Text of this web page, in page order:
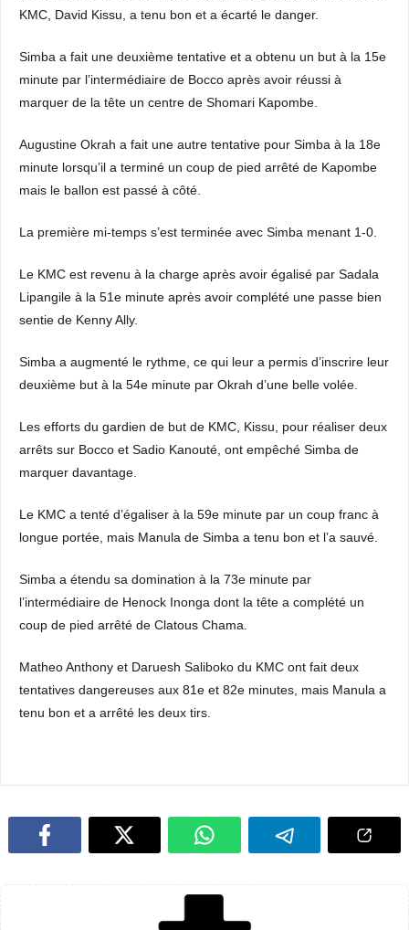
KMC, David Kissu, a tenu bon et a écarté le danger.
Simba a fait une deuxième tentative et a obtenu un but à la 15e
minute par l’intermédiaire de Bocco après avoir réussi à
marquer de la tête un centre de Shomari Kapombe.
Augustine Okrah a fait une autre tentative pour Simba à la 18e
minute lorsqu’il a terminé un coup de pied arrêté de Kapombe
mais le ballon est passé à côté.
La première mi-temps s’est terminée avec Simba menant 1-0.
Le KMC est revenu à la charge après avoir égalisé par Sadala
Lipangile à la 51e minute après avoir complété une passe bien
sentie de Kenny Ally.
Simba a augmenté le rythme, ce qui leur a permis d’inscrire leur
deuxième but à la 54e minute par Okrah d’une belle volée.
Les efforts du gardien de but de KMC, Kissu, pour réaliser deux
arrêts sur Bocco et Sadio Kanouté, ont empêché Simba de
marquer davantage.
Le KMC a tenté d’égaliser à la 59e minute par un coup franc à
longue portée, mais Manula de Simba a tenu bon et l’a sauvé.
Simba a étendu sa domination à la 73e minute par
l’intermédiaire de Henock Inonga dont la tête a complété un
coup de pied arrêté de Clatous Chama.
Matheo Anthony et Daruesh Saliboko du KMC ont fait deux
tentatives dangereuses aux 81e et 82e minutes, mais Manula a
tenu bon et a arrêté les deux tirs.